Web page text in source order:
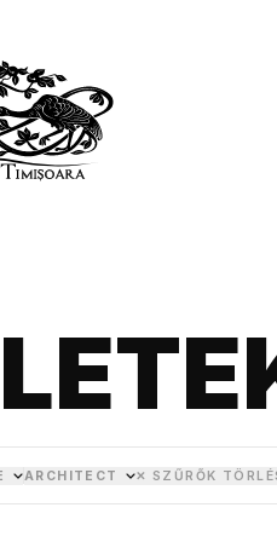
ARCHITECT ✕ SZŰRŐK